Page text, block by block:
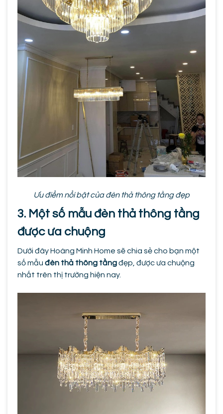
Ưu điểm nổi bật của đèn thả thông tầng đẹp
3. Một số mẫu đèn thả thông tầng
được ưa chuộng
Dưới đây Hoàng Minh Home sẽ chia sẻ cho bạn một
số mẫu đèn thả thông tầngđẹp, được ưa chuộng
nhất trên thị trường hiện nay.